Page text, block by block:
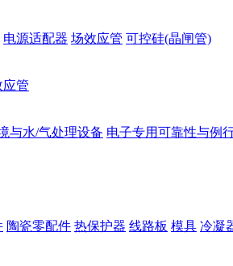
电源适配器 场效应管 可控硅(晶闸管)
应管
与水/气处理设备 电子专用可靠性与例
陶瓷零配件 热保护器 线路板 模具 冷凝